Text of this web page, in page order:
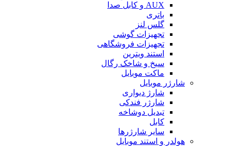
AUX و کابل صدا
باتری
گلس لنز
تجهیزات گوشی
تجهیزات فروشگاهی
استند ویترین
سیخ و شاخک رگال
ماکت موبایل
شارژر موبایل
شارژ دیواری
شارژر فندکی
تبدیل دوشاخه
کابل
سایر شارژرها
هولدر و استند موبایل